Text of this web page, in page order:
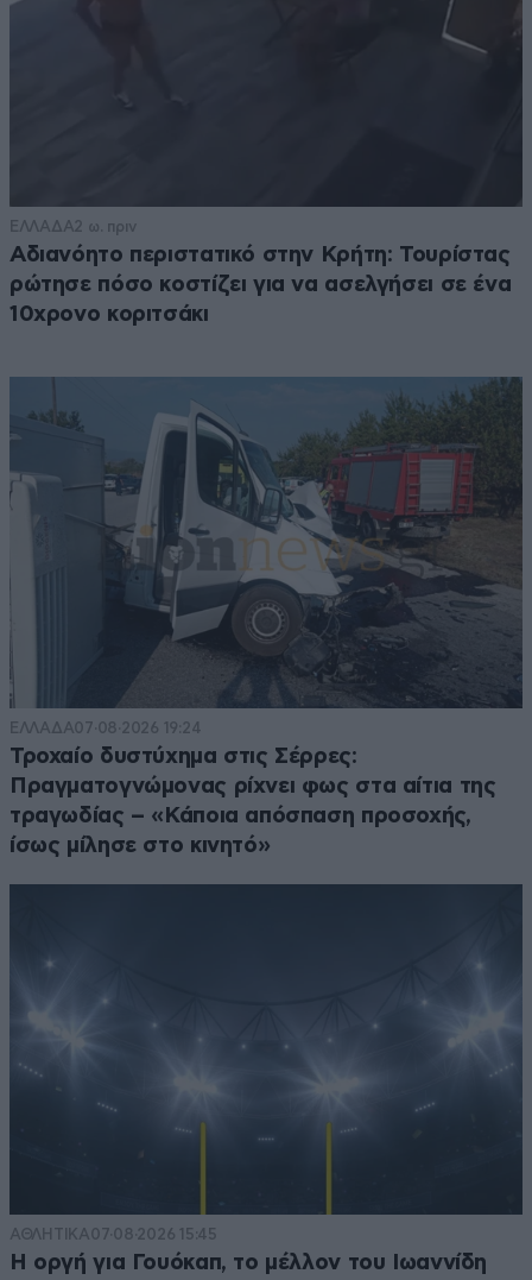
ΕΛΛΑΔΑ2 ω. πριν
Αδιανόητο περιστατικό στην Κρήτη: Τουρίστας
ρώτησε πόσο κοστίζει για να ασελγήσει σε ένα
10χρονο κοριτσάκι
ΕΛΛΑΔΑ07·08·2026 19:24
Τροχαίο δυστύχημα στις Σέρρες:
Πραγματογνώμονας ρίχνει φως στα αίτια της
τραγωδίας – «Κάποια απόσπαση προσοχής,
ίσως μίλησε στο κινητό»
ΑΘΛΗΤΙΚΑ07·08·2026 15:45
Η οργή για Γουόκαπ, το μέλλον του Ιωαννίδη